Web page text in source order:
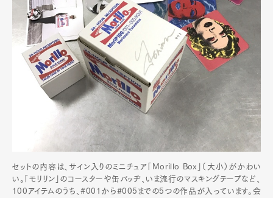
セットの内容は、サイン入りのミニチュア「Morillo Box」（大小）がかわい
い。「モリリン」のコースターや缶バッヂ、いま流行のマスキングテープなど、
100アイテムのうち、#001から#005までの5つの作品が入っています。会